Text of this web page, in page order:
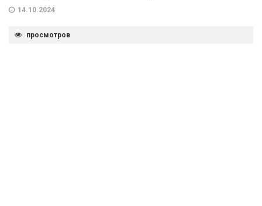
14.10.2024
просмотров